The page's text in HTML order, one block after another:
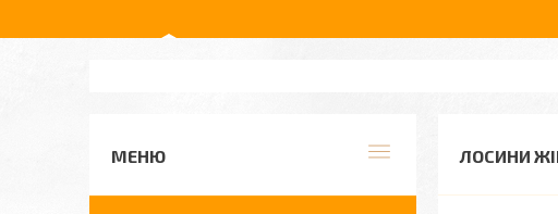
ЛОСИНИ